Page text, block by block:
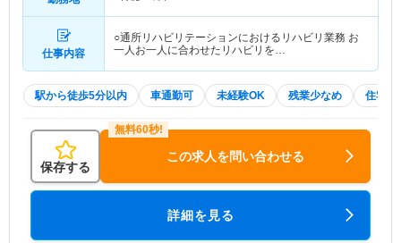
仕事内容
○通所リハビリテーションにおけるリハビリ業務 お
一人お一人に合わせたリハビリを…
駅から徒歩5分以内 車通勤可 未経験OK 残業少なめ 住宅手
保存する
この求人を問い合わせる
詳細を見る